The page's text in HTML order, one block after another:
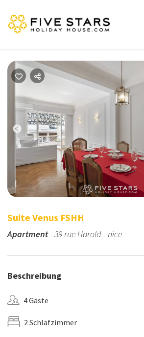
Previous
Suite Venus FSHH
Apartment- 39 rue Harold - nice
Beschreibung
4 Gäste
2 Schlafzimmer